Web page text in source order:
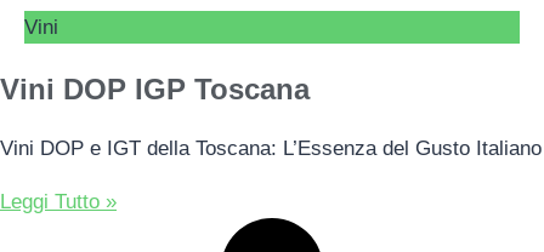
Vini
Vini DOP IGP Toscana
Vini DOP e IGT della Toscana: L’Essenza del Gusto Italiano
Leggi Tutto »